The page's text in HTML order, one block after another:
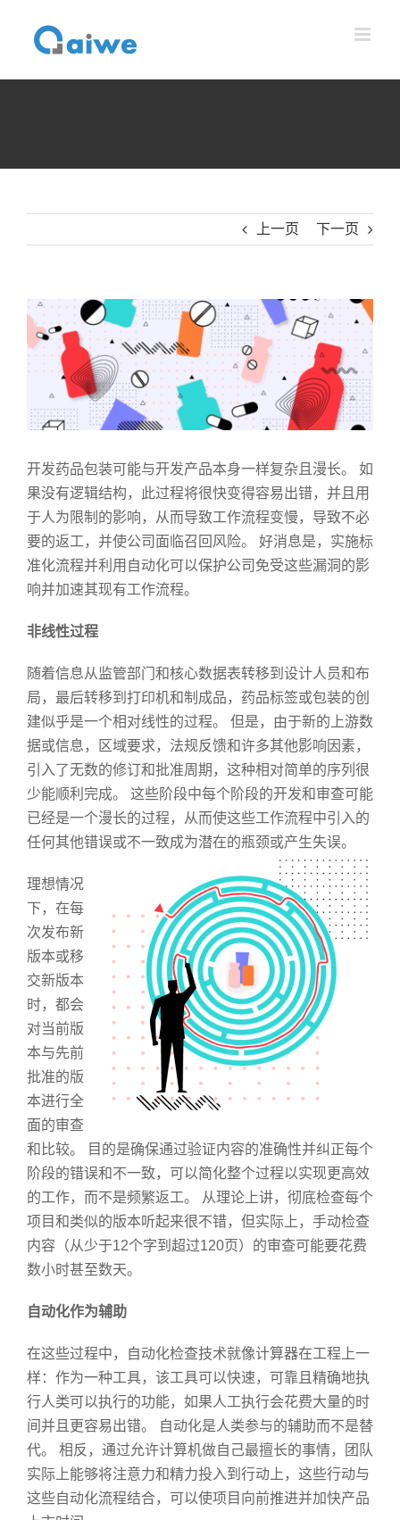
容
上一页 下一页
查
看
大
开发药品包装可能与开发产品本身一样复杂且漫长。 如
果没有逻辑结构，此过程将很快变得容易出错，并且用
于人为限制的影响，从而导致工作流程变慢，导致不必
要的返工，并使公司面临召回风险。 好消息是，实施标
准化流程并利用自动化可以保护公司免受这些漏洞的影
响并加速其现有工作流程。
非线性过程
随着信息从监管部门和核心数据表转移到设计人员和布
局，最后转移到打印机和制成品，药品标签或包装的创
建似乎是一个相对线性的过程。 但是，由于新的上游数
据或信息，区域要求，法规反馈和许多其他影响因素，
引入了无数的修订和批准周期，这种相对简单的序列很
少能顺利完成。 这些阶段中每个阶段的开发和审查可能
已经是一个漫长的过程，从而使这些工作流程中引入的
任何其他错误或不一致成为潜在的瓶颈或产生失误。
理想情况
下，在每
次发布新
版本或移
交新版本
时，都会
对当前版
本与先前
批准的版
本进行全
面的审查
和比较。 目的是确保通过验证内容的准确性并纠正每个
阶段的错误和不一致，可以简化整个过程以实现更高效
的工作，而不是频繁返工。 从理论上讲，彻底检查每个
项目和类似的版本听起来很不错，但实际上，手动检查
内容（从少于12个字到超过120页）的审查可能要花费
数小时甚至数天。
自动化作为辅助
在这些过程中，自动化检查技术就像计算器在工程上一
样：作为一种工具，该工具可以快速，可靠且精确地执
行人类可以执行的功能，如果人工执行会花费大量的时
间并且更容易出错。 自动化是人类参与的辅助而不是替
代。 相反，通过允许计算机做自己最擅长的事情，团队
实际上能够将注意力和精力投入到行动上，这些行动与
这些自动化流程结合，可以使项目向前推进并加快产品